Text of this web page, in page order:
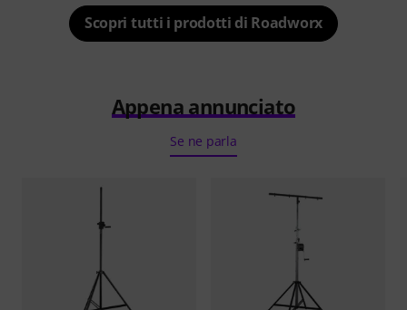
Scopri tutti i prodotti di Roadworx
Appena annunciato
Se ne parla